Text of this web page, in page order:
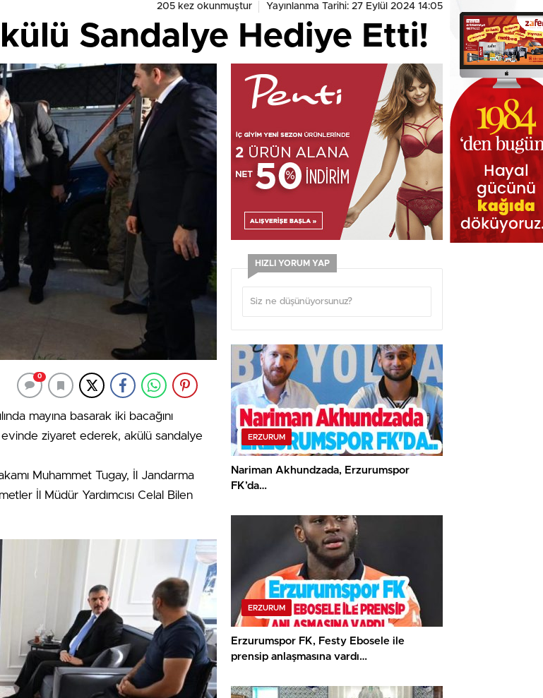
205 kez okunmuştur Yayınlanma Tarihi: 27 Eylül 2024 14:05
Sandalye Hediye Etti!
0
mayına basarak iki bacağını
evinde ziyaret ederek, akülü sandalye
Muhammet Tugay, İl Jandarma
İl Müdür Yardımcısı Celal Bilen
HIZLI YORUM YAP
ERZURUM
Nariman Akhundzada, Erzurumspor
FK’da…
ERZURUM
Erzurumspor FK, Festy Ebosele ile
prensip anlaşmasına vardı…